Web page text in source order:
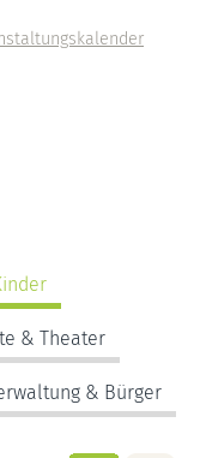
& Theater
& Bürger